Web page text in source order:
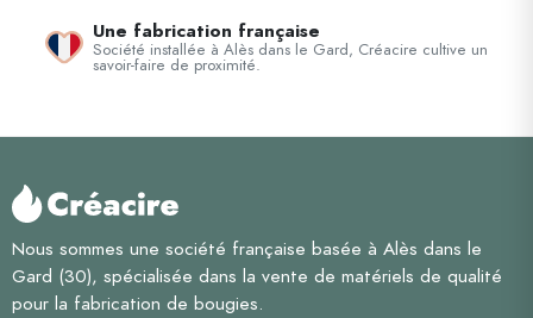
Une fabrication française
Société installée à Alès dans le Gard, Créacire cultive un
savoir-faire de proximité.
Nous sommes une société française basée à Alès dans le
Gard (30), spécialisée dans la vente de matériels de qualité
pour la fabrication de bougies.